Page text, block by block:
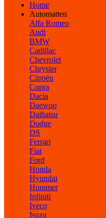
Home
Automatten
Alfa Romeo
Audi
BMW
Cadillac
Chevrolet
Chrysler
Citroën
Cupra
Dacia
Daewoo
Daihatsu
Dodge
DS
Ferrari
Fiat
Ford
Honda
Hyundai
Hummer
Infiniti
Iveco
Isuzu